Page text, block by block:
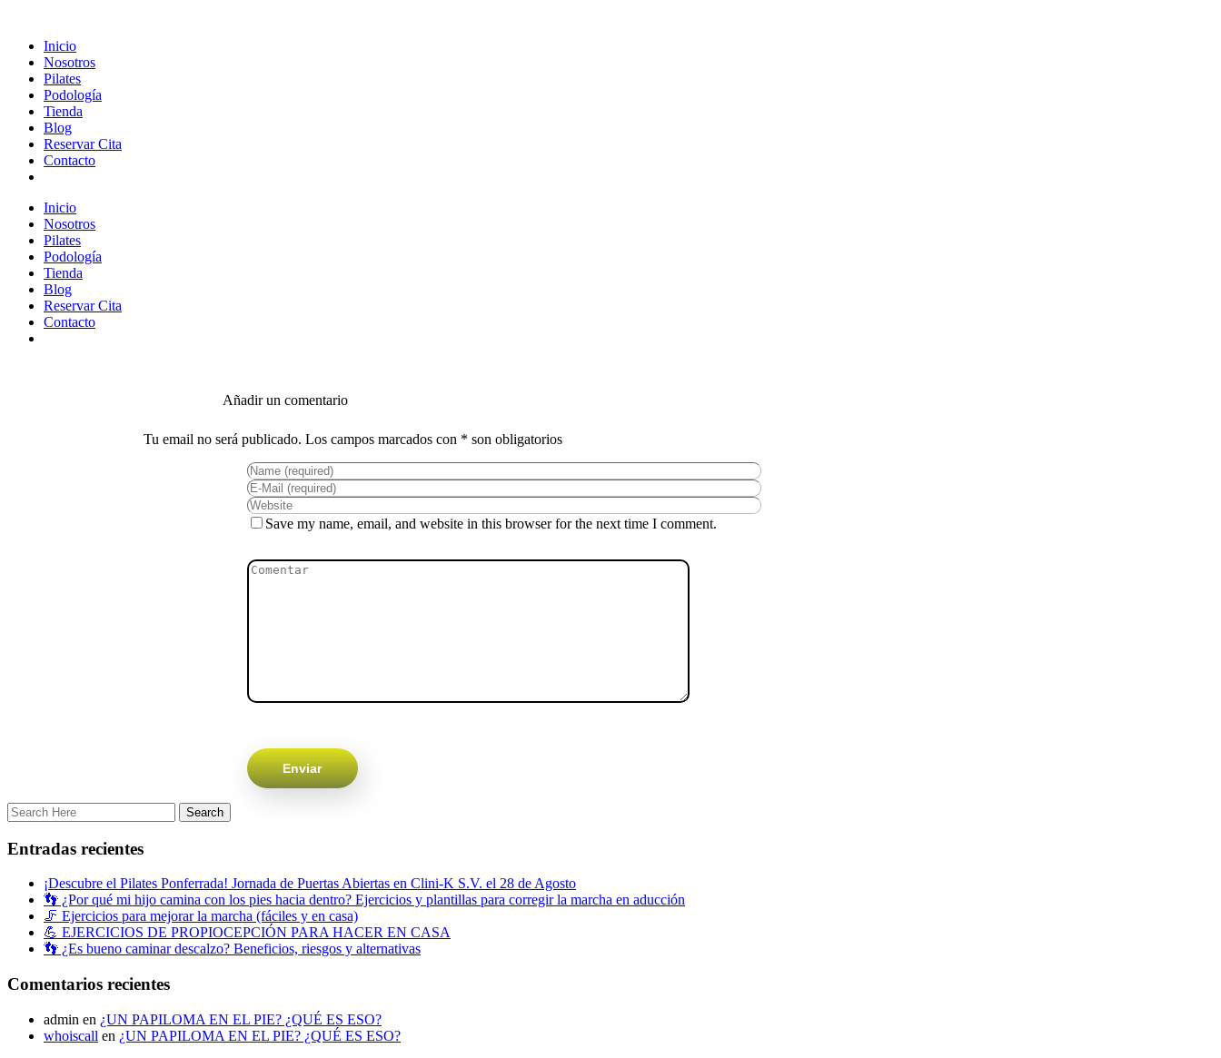
Inicio
Nosotros
Pilates
Podología
Tienda
Blog
Reservar Cita
Contacto
Inicio
Nosotros
Pilates
Podología
Tienda
Blog
Reservar Cita
Contacto
Save my name, email, and website in this browser for the next time I comment.
Entradas recientes
¡Descubre el Pilates Ponferrada! Jornada de Puertas Abiertas en Clini-K S.V. el 28 de Agosto
👣 ¿Por qué mi hijo camina con los pies hacia dentro? Ejercicios y plantillas para corregir la marcha en aducción
🦵 Ejercicios para mejorar la marcha (fáciles y en casa)
💪 EJERCICIOS DE PROPIOCEPCIÓN PARA HACER EN CASA
👣 ¿Es bueno caminar descalzo? Beneficios, riesgos y alternativas
Comentarios recientes
admin en ¿UN PAPILOMA EN EL PIE? ¿QUÉ ES ESO?
whoiscall en ¿UN PAPILOMA EN EL PIE? ¿QUÉ ES ESO?